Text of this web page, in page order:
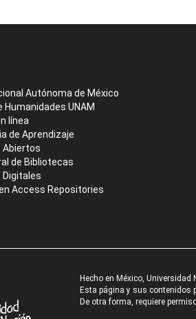
Autónoma de México
Humanidades UNAM
línea
de Aprendizaje
Abiertos
de Bibliotecas
Digitales
Access Repositories
Hecho en México,
Esta página y sus contenidos
De otra forma, requiere